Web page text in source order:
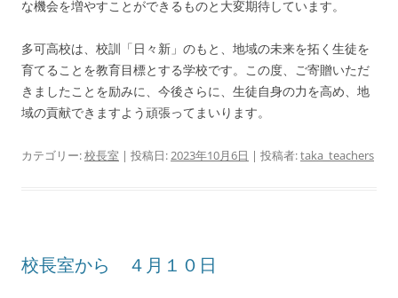
な機会を増やすことができるものと大変期待しています。
多可高校は、校訓「日々新」のもと、地域の未来を拓く生徒を
育てることを教育目標とする学校です。この度、ご寄贈いただ
きましたことを励みに、今後さらに、生徒自身の力を高め、地
域の貢献できますよう頑張ってまいります。
カテゴリー:校長室 | 投稿日:2023年10月6日 | 投稿者:taka_teachers
校長室から ４月１０日